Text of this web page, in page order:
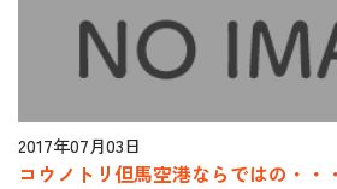
2017年07月03日
コウノトリ但馬空港ならではの・・・